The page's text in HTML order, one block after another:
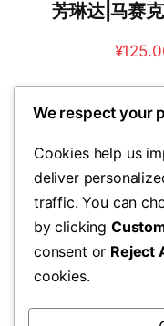
芳琳达|马赛
¥
We respect your
Cookies help us
deliver
traffic. You can
by clicking
consent or Reject
cookies.